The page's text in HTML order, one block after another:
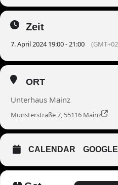
Zeit
7. April 2024 19:00 - 21:00
ORT
Unterhaus Mainz
Münsterstraße 7, 55116 Mainz
CALENDAR